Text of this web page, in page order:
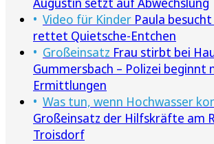
Video für Kinder Paula
rettet Quietsche-Entchen
Großeinsatz Frau stirbt bei
Gummersbach – Polizei beginnt
Ermittlungen
Was tun, wenn Hochwasser
Großeinsatz der Hilfskräfte am
Troisdorf